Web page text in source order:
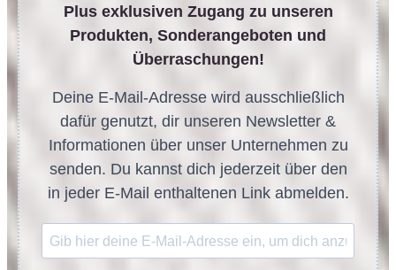
Plus exklusiven Zugang zu unseren
Produkten, Sonderangeboten und
Überraschungen!
Deine E-Mail-Adresse wird ausschließlich
dafür genutzt, dir unseren Newsletter &
Informationen über unser Unternehmen zu
senden. Du kannst dich jederzeit über den
in jeder E-Mail enthaltenen Link abmelden.